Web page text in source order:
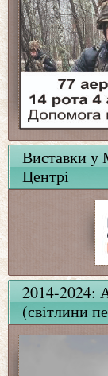
Виставки у
Центрі
2014-
(світлини